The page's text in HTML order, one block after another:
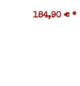
184,90 € *